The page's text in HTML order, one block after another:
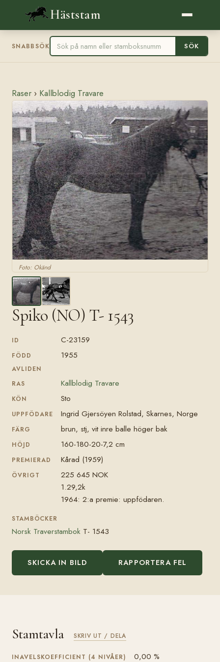
Häststam
SNABBSÖK SÖK
Raser › Kallblodig Travare
Foto: Okänd
Spiko (NO) T- 1543
ID C-23159
FÖDD 1955
AVLIDEN
RAS
Kallblodig Travare
KÖN Sto
UPPFÖDARE Ingrid Gjersöyen Rolstad, Skarnes, Norge
FÄRG brun, stj, vit inre balle höger bak
HÖJD 160-180-20-7,2 cm
PREMIERAD Kårad (1959)
ÖVRIGT
225 645 NOK
1.29,2k
1964: 2:a premie: uppfödaren.
STAMBÖCKER
Norsk Traverstambok T- 1543
SKICKA IN BILD RAPPORTERA FEL
Stamtavla SKRIV UT / DELA
INAVELSKOEFFICIENT (4 NIVÅER) 0,00 %